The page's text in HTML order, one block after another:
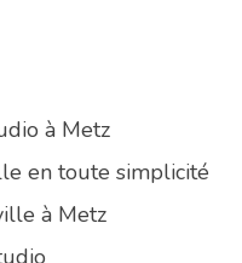
à Metz
en toute simplicité
à Metz